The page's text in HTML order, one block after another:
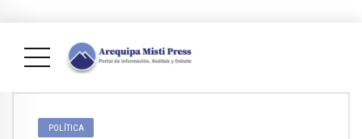
POLÍTICA